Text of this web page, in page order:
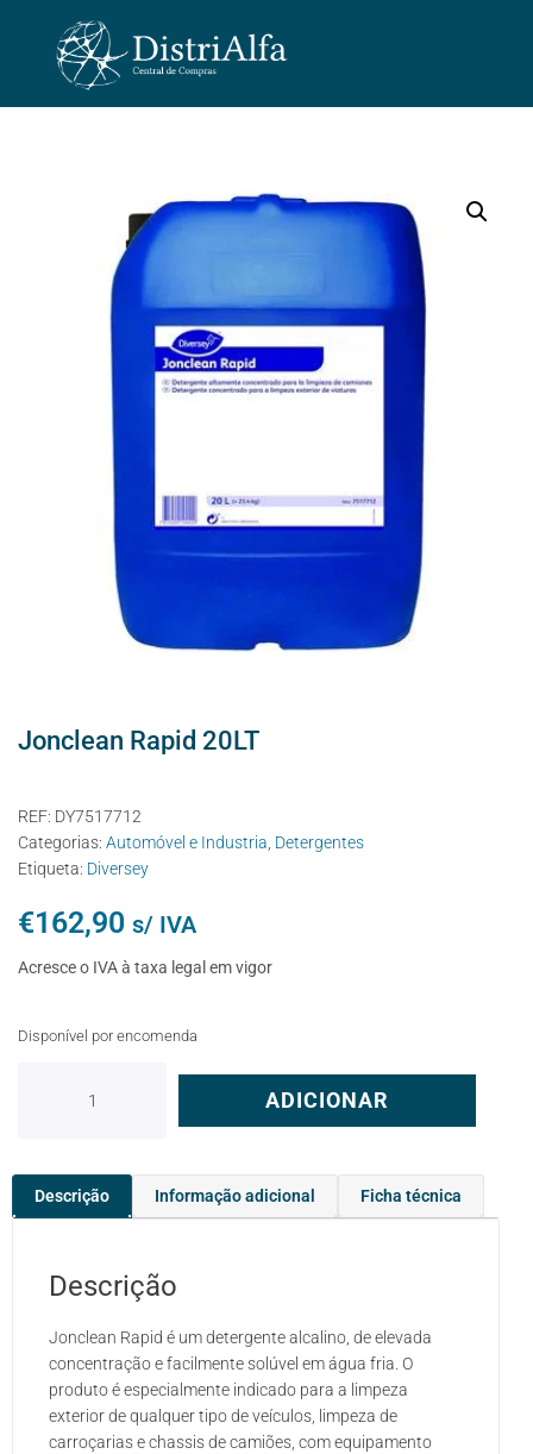
Jonclean Rapid 20LT
REF: DY7517712
Categorias: Automóvel e Industria Detergentes
Etiqueta: Diversey
€162,90 s/ IVA
Acresce o IVA à taxa legal em vigor
Disponível por encomenda
ADICIONAR
Descrição Informação adicional Ficha técnica
Descrição
Jonclean Rapid é um detergente alcalino, de elevada
concentração e facilmente solúvel em água fria. O
produto é especialmente indicado para a limpeza
exterior de qualquer tipo de veículos, limpeza de
carroçarias e chassis de camiões, com equipamento